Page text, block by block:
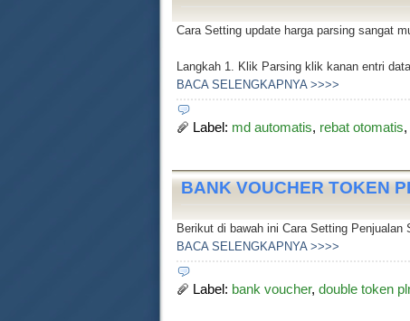
Cara Setting update harga parsing sangat
Langkah 1. Klik Parsing klik kanan entri
BACA SELENGKAPNYA >>>>
Label: md automatis, rebat otomatis,
BANK VOUCHER TOKEN
Berikut di bawah ini Cara Setting
BACA SELENGKAPNYA >>>>
Label: bank voucher, double token